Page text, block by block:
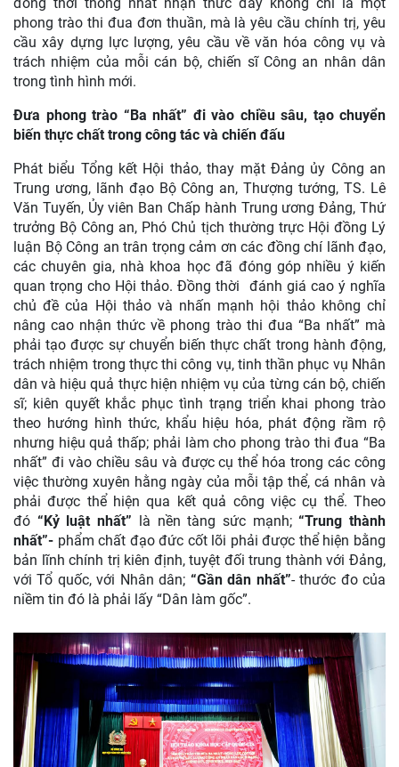
phong trào thi đua đơn thuần, mà là yêu cầu chính trị, yêu
cầu xây dựng lực lượng, yêu cầu về văn hóa công vụ và
trách nhiệm của mỗi cán bộ, chiến sĩ Công an nhân dân
trong tình hình mới.
Đưa phong trào “Ba nhất” đi vào chiều sâu, tạo chuyển
biến thực chất trong công tác và chiến đấu
Phát biểu Tổng kết Hội thảo, thay mặt Đảng ủy Công an
Trung ương, lãnh đạo Bộ Công an, Thượng tướng, TS. Lê
Văn Tuyến, Ủy viên Ban Chấp hành Trung ương Đảng, Thứ
trưởng Bộ Công an, Phó Chủ tịch thường trực Hội đồng Lý
luận Bộ Công an trân trọng cảm ơn các đồng chí lãnh đạo,
các chuyên gia, nhà khoa học đã đóng góp nhiều ý kiến
quan trọng cho Hội thảo. Đồng thời đánh giá cao ý nghĩa
chủ đề của Hội thảo và nhấn mạnh hội thảo không chỉ
nâng cao nhận thức về phong trào thi đua “Ba nhất” mà
phải tạo được sự chuyển biến thực chất trong hành động,
trách nhiệm trong thực thi công vụ, tinh thần phục vụ Nhân
dân và hiệu quả thực hiện nhiệm vụ của từng cán bộ, chiến
sĩ; kiên quyết khắc phục tình trạng triển khai phong trào
theo hướng hình thức, khẩu hiệu hóa, phát động rầm rộ
nhưng hiệu quả thấp; phải làm cho phong trào thi đua “Ba
nhất” đi vào chiều sâu và được cụ thể hóa trong các công
việc thường xuyên hằng ngày của mỗi tập thể, cá nhân và
phải được thể hiện qua kết quả công việc cụ thể. Theo
đó “Kỷ luật nhất” là nền tàng sức mạnh;“Trung thành
nhất”- phẩm chất đạo đức cốt lõi phải được thể hiện bằng
bản lĩnh chính trị kiên định, tuyệt đối trung thành với Đảng,
với Tổ quốc, với Nhân dân; “Gần dân nhất”- thước đo của
niềm tin đó là phải lấy “Dân làm gốc”.